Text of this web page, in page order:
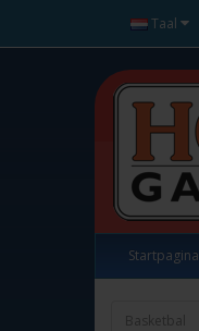
Taal
Startpagina
Basketbal